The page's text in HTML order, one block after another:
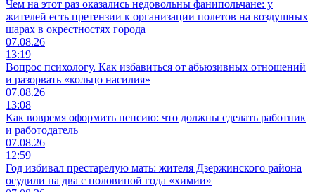
Чем на этот раз оказались недовольны фанипольчане: у
жителей есть претензии к организации полетов на воздушных
шарах в окрестностях города
07.08.26
13:19
Вопрос психологу. Как избавиться от абьюзивных отношений
и разорвать «кольцо насилия»
07.08.26
13:08
Как вовремя оформить пенсию: что должны сделать работник
и работодатель
07.08.26
12:59
Год избивал престарелую мать: жителя Дзержинского района
осудили на два с половиной года «химии»